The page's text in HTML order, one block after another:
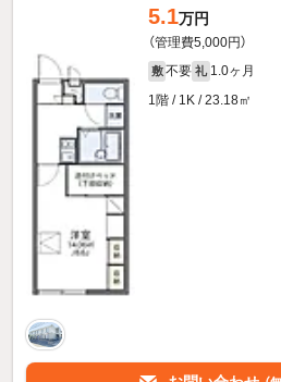
5.1万円
（管理費5,000円）
敷 不要 礼 1.0ヶ月
1階 / 1K / 23.18㎡